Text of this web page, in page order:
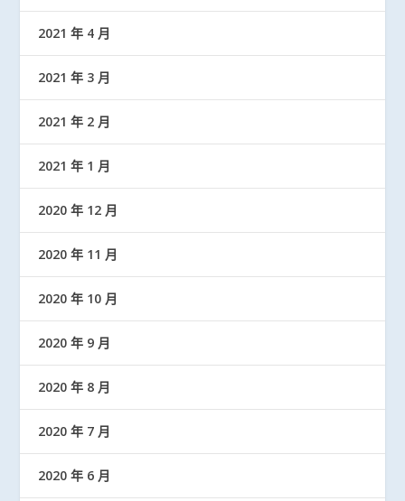
2021 年 4 月
2021 年 3 月
2021 年 2 月
2021 年 1 月
2020 年 12 月
2020 年 11 月
2020 年 10 月
2020 年 9 月
2020 年 8 月
2020 年 7 月
2020 年 6 月